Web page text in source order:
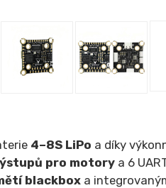
4–8S LiPo a díky
pro motory a 6
blackbox a